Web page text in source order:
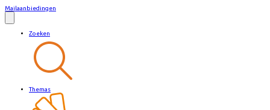
Mailaanbiedingen
Zoeken
Themas